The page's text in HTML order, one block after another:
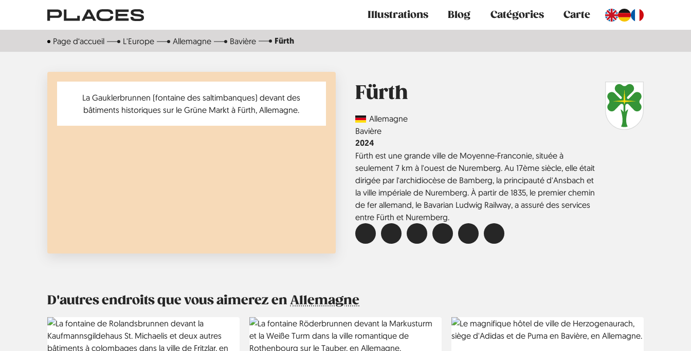
contenu
Main
navigation
Illustrations Blog Catégories Carte
Page d‘accueil L'Europe Allemagne Bavière Fürth
Fürth
CountryAllemagne
Région
Bavière
Année
2024
Fürth est une grande ville de Moyenne-Franconie, située à
seulement 7 km à l'ouest de Nuremberg. Au 17ème siècle, elle était
dirigée par l'archidiocèse de Bamberg, la principauté d'Ansbach et
la ville impériale de Nuremberg. À partir de 1835, le premier chemin
de fer allemand, le Bavarian Ludwig Railway, a assuré des services
entre Fürth et Nuremberg.
D'autres endroits que vous aimerez en Allemagne